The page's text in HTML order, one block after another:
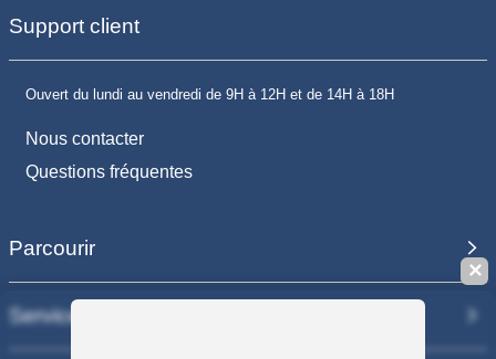
Support client
Ouvert du lundi au vendredi de 9H à 12H et de 14H à 18H
Nous contacter
Questions fréquentes
Parcourir
Services
✕